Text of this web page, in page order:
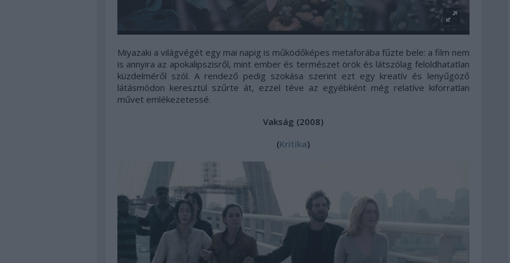
Miyazaki a világvégét egy mai napig is működőképes metaforába fűzte bele: a film nem
is annyira az apokalipszisről, mint ember és természet örök és látszólag feloldhatatlan
küzdelméről szól. A rendező pedig szokása szerint ezt egy kreatív és lenyűgöző
látásmódon keresztül szűrte át, ezzel téve az egyébként még relatíve kiforratlan
művet emlékezetessé.
Vakság (2008)
(Kritika)